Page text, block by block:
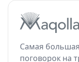
Самая
поговорок на